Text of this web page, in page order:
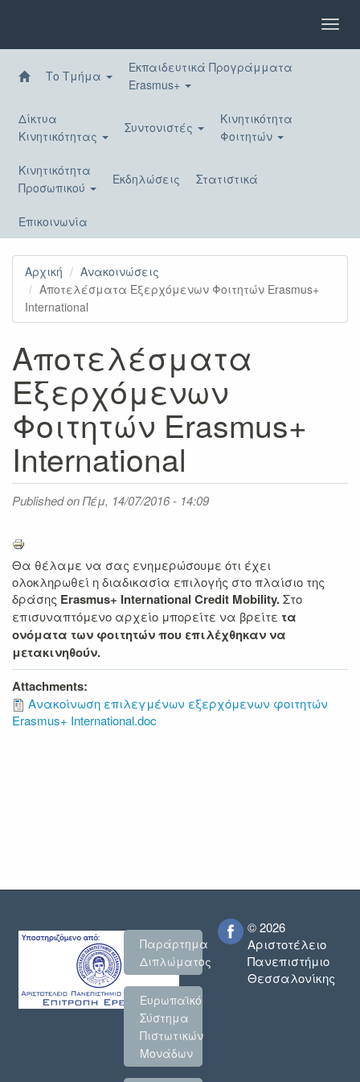
περιεχόμενο
Το Τμήμα
Εκπαιδευτικά Προγράμματα
Erasmus+
Δίκτυα
Κινητικότητας
Συντονιστές
Κινητικότητα
Φοιτητών
Κινητικότητα
Προσωπικού
Εκδηλώσεις Στατιστικά
Επικοινωνία
Αρχική
Ανακοινώσεις
Αποτελέσματα Εξερχόμενων Φοιτητών Erasmus+
International
Αποτελέσματα
Εξερχόμενων
Φοιτητών Erasmus+
International
Published onΠέμ, 14/07/2016 - 14:09
Θα θέλαμε να σας ενημερώσουμε ότι έχει
ολοκληρωθεί η διαδικασία επιλογής στο πλαίσιο της
δράσης Erasmus+ International Credit Mobility.Στο
επισυναπτόμενο αρχείο μπορείτε να βρείτε τα
ονόματα των φοιτητών που επιλέχθηκαν να
μετακινηθούν.
Attachments:
Ανακοίνωση επιλεγμένων εξερχόμενων φοιτητών
Erasmus+ International.doc
Παράρτημα
Διπλώματος
Ευρωπαϊκό
Σύστημα
Πιστωτικών
Μονάδων
© 2026
Αριστοτέλειο
Πανεπιστήμιο
Θεσσαλονίκης